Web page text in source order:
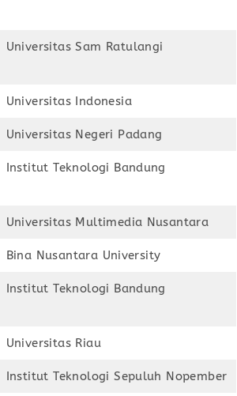
Universitas Sam Ratulangi
Universitas Indonesia
Universitas Negeri Padang
Institut Teknologi Bandung
Universitas Multimedia Nusantara
Bina Nusantara University
Institut Teknologi Bandung
Universitas Riau
Institut Teknologi Sepuluh Nopember